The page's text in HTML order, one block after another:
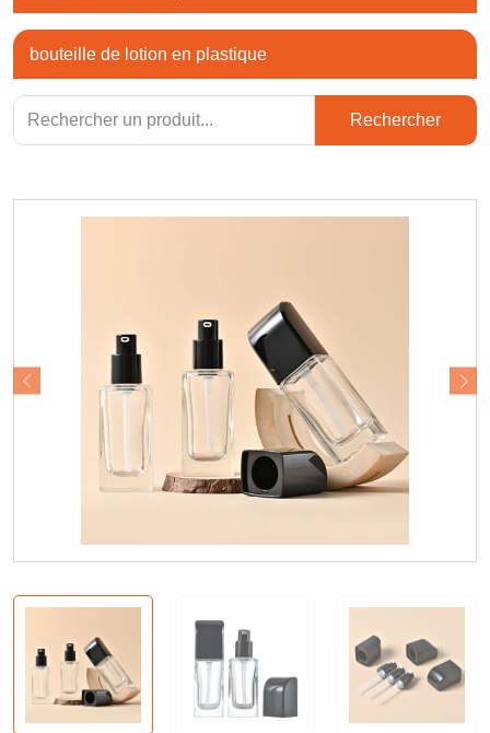
bouteille de lotion en plastique
Rechercher